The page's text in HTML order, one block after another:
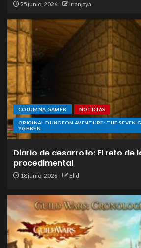
25 junio, 2026 Irianjaya
COLUMNA GAMER NOTICIAS
ORIGINAL DUNGEON AVENTURE: THE SEVEN
YGHREN
Diario de desarrollo: El reto de
procedimental
18 junio, 2026 Elid